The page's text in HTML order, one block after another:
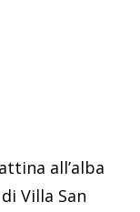
all’alba
Villa San